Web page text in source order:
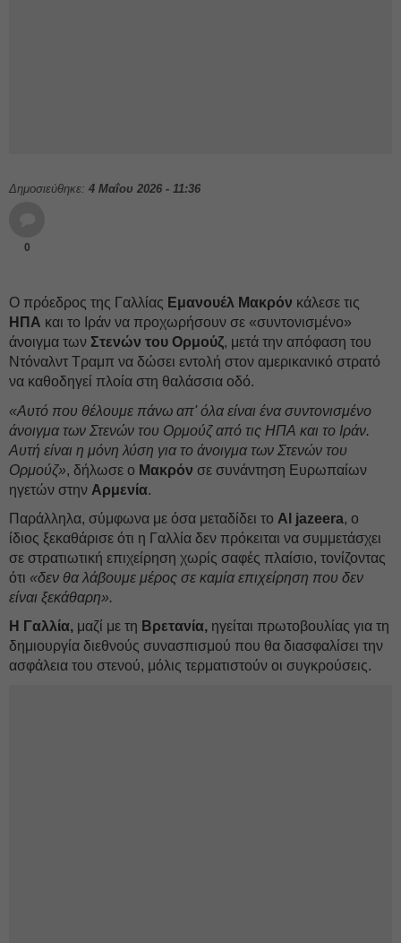
Δημοσιεύθηκε: 4 Μαΐου 2026 - 11:36
0
Ο πρόεδρος της Γαλλίας Εμανουέλ Μακρόν κάλεσε τις
ΗΠΑ και το Ιράν να προχωρήσουν σε «συντονισμένο»
άνοιγμα των Στενών του Ορμούζ, μετά την απόφαση του
Ντόναλντ Τραμπ να δώσει εντολή στον αμερικανικό στρατό
να καθοδηγεί πλοία στη θαλάσσια οδό.
«Αυτό που θέλουμε πάνω απ' όλα είναι ένα συντονισμένο
άνοιγμα των Στενών του Ορμούζ από τις ΗΠΑ και το Ιράν.
Αυτή είναι η μόνη λύση για το άνοιγμα των Στενών του
Ορμούζ», δήλωσε ο Μακρόν σε συνάντηση Ευρωπαίων
ηγετών στην Αρμενία.
Παράλληλα, σύμφωνα με όσα μεταδίδει το Al jazeera, ο
ίδιος ξεκαθάρισε ότι η Γαλλία δεν πρόκειται να συμμετάσχει
σε στρατιωτική επιχείρηση χωρίς σαφές πλαίσιο, τονίζοντας
ότι «δεν θα λάβουμε μέρος σε καμία επιχείρηση που δεν
είναι ξεκάθαρη».
Η Γαλλία, μαζί με τη Βρετανία, ηγείται πρωτοβουλίας για τη
δημιουργία διεθνούς συνασπισμού που θα διασφαλίσει την
ασφάλεια του στενού, μόλις τερματιστούν οι συγκρούσεις.